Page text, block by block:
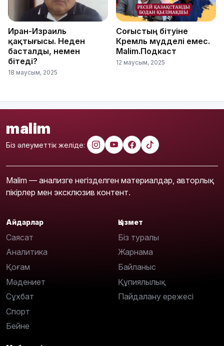
Иран-Израиль
қақтығысы. Неден
басталды, немен
бітеді?
18 маусым, 2025
Соғыстың бітуіне
Кремль мүдделі емес.
Malim.Подкаст
12 маусым, 2025
malim
Біз әлеуметтік желіде:
Malim — анализге негізделген материалдар, авторлық
пікірлер мен эксклюзив контент.
Айдарлар
Саясат
Аналитика
Қоғам
Мәдениет
Сұхбат
Спорт
Бейне
Қызмет
Біз туралы
Жарнама
Байланыс
Құпиялылық
Пайдалану ережесі